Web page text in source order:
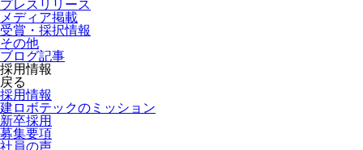
プレスリリース
メディア掲載
受賞・採択情報
その他
ブログ記事
採用情報
戻る
採用情報
建ロボテックのミッション
新卒採用
募集要項
社員の声